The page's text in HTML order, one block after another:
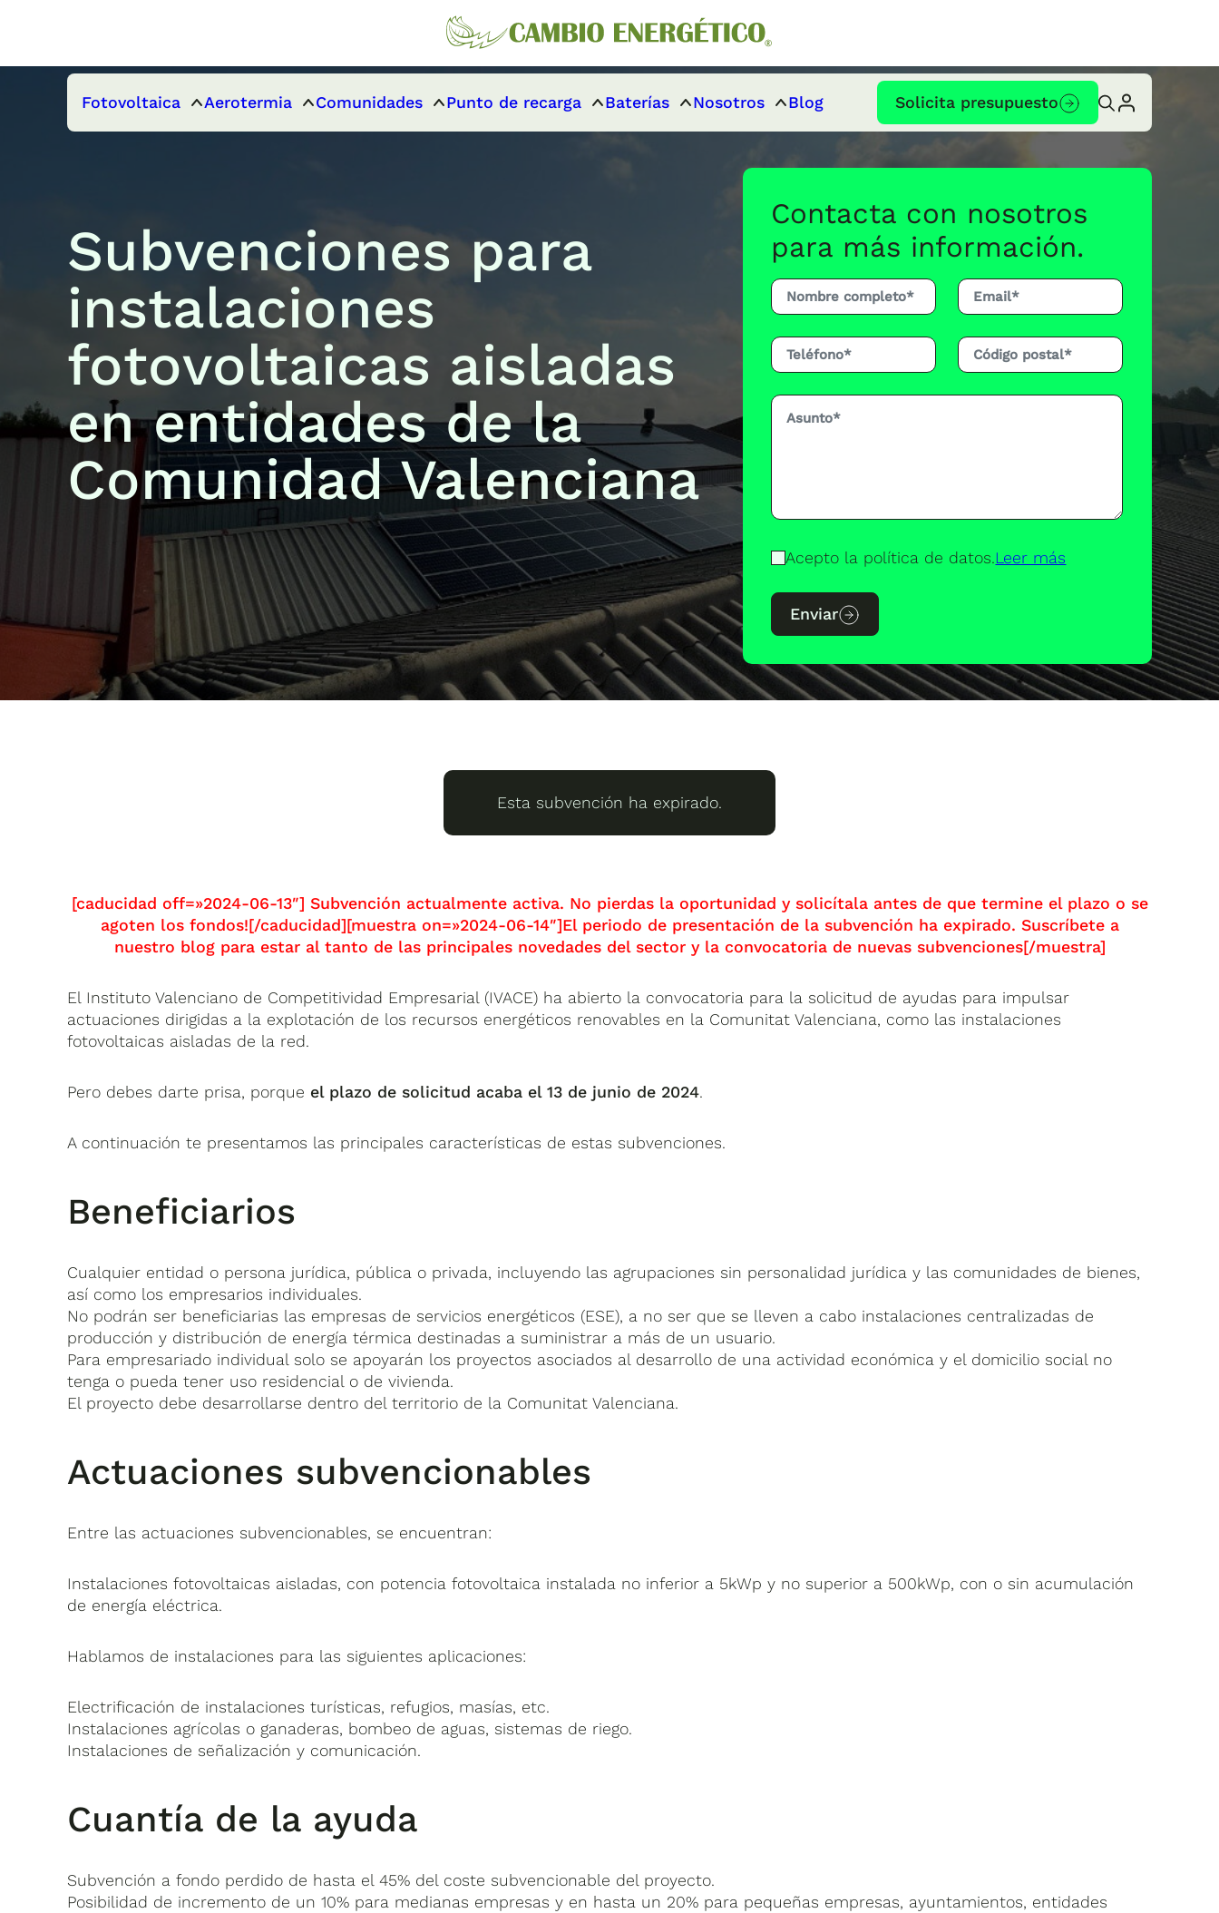
Fotovoltaica Aerotermia Comunidades Punto de recarga Baterías Nosotros Blog Solicita presupuesto
Subvenciones para
instalaciones
fotovoltaicas aisladas
en entidades de la
Comunidad Valenciana
Contacta con nosotros
para más información.
Acepto la política de datos.Leer más
Enviar
Esta subvención ha expirado.
[caducidad off=»2024-06-13″] Subvención actualmente activa. No pierdas la oportunidad y solicítala antes de que termine el plazo o se
agoten los fondos![/caducidad][muestra on=»2024-06-14″]El periodo de presentación de la subvención ha expirado. Suscríbete a
nuestro blog para estar al tanto de las principales novedades del sector y la convocatoria de nuevas subvenciones[/muestra]
El Instituto Valenciano de Competitividad Empresarial (IVACE) ha abierto la convocatoria para la solicitud de ayudas para impulsar
actuaciones dirigidas a la explotación de los recursos energéticos renovables en la Comunitat Valenciana, como las instalaciones
fotovoltaicas aisladas de la red.
Pero debes darte prisa, porque el plazo de solicitud acaba el 13 de junio de 2024.
A continuación te presentamos las principales características de estas subvenciones.
Beneficiarios
Cualquier entidad o persona jurídica, pública o privada, incluyendo las agrupaciones sin personalidad jurídica y las comunidades de bienes,
así como los empresarios individuales.
No podrán ser beneficiarias las empresas de servicios energéticos (ESE), a no ser que se lleven a cabo instalaciones centralizadas de
producción y distribución de energía térmica destinadas a suministrar a más de un usuario.
Para empresariado individual solo se apoyarán los proyectos asociados al desarrollo de una actividad económica y el domicilio social no
tenga o pueda tener uso residencial o de vivienda.
El proyecto debe desarrollarse dentro del territorio de la Comunitat Valenciana.
Actuaciones subvencionables
Entre las actuaciones subvencionables, se encuentran:
Instalaciones fotovoltaicas aisladas, con potencia fotovoltaica instalada no inferior a 5kWp y no superior a 500kWp, con o sin acumulación
de energía eléctrica.
Hablamos de instalaciones para las siguientes aplicaciones:
Electrificación de instalaciones turísticas, refugios, masías, etc.
Instalaciones agrícolas o ganaderas, bombeo de aguas, sistemas de riego.
Instalaciones de señalización y comunicación.
Cuantía de la ayuda
Subvención a fondo perdido de hasta el 45% del coste subvencionable del proyecto.
Posibilidad de incremento de un 10% para medianas empresas y en hasta un 20% para pequeñas empresas, ayuntamientos, entidades